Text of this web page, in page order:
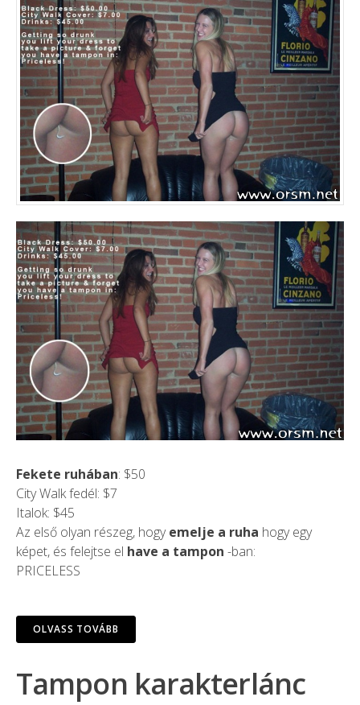
Fekete ruhában: $50
City Walk fedél: $7
Italok: $45
Az első olyan részeg, hogyemelje a ruha hogy egy
képet, és felejtse el have a tampon -ban:
PRICELESS
OLVASS TOVÁBB
Tampon karakterlánc